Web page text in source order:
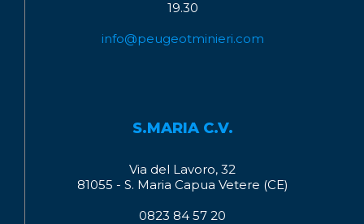
19.30
info@peugeotminieri.com
S.MARIA C.V.
Via del Lavoro, 32
81055 - S. Maria Capua Vetere (CE)
0823 84 57 20